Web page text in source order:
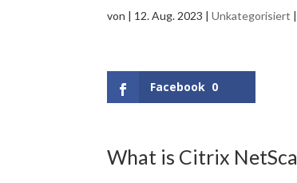
von | 12. Aug. 2023 |Unkategorisiert
Facebook 0
What is Citrix